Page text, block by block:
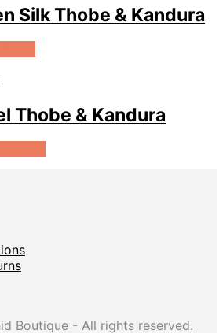
Silk Thobe & Kandura
Thobe & Kandura
Boutique - All rights reserved.